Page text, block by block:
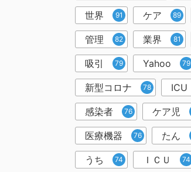
世界 91 ケア 89
管理 82 業界 81
吸引 79 Yahoo 79
新型コロナ 78 ICU
感染者 76 ケア児
医療機器 76 たん
うち 74 ＩＣＵ 74